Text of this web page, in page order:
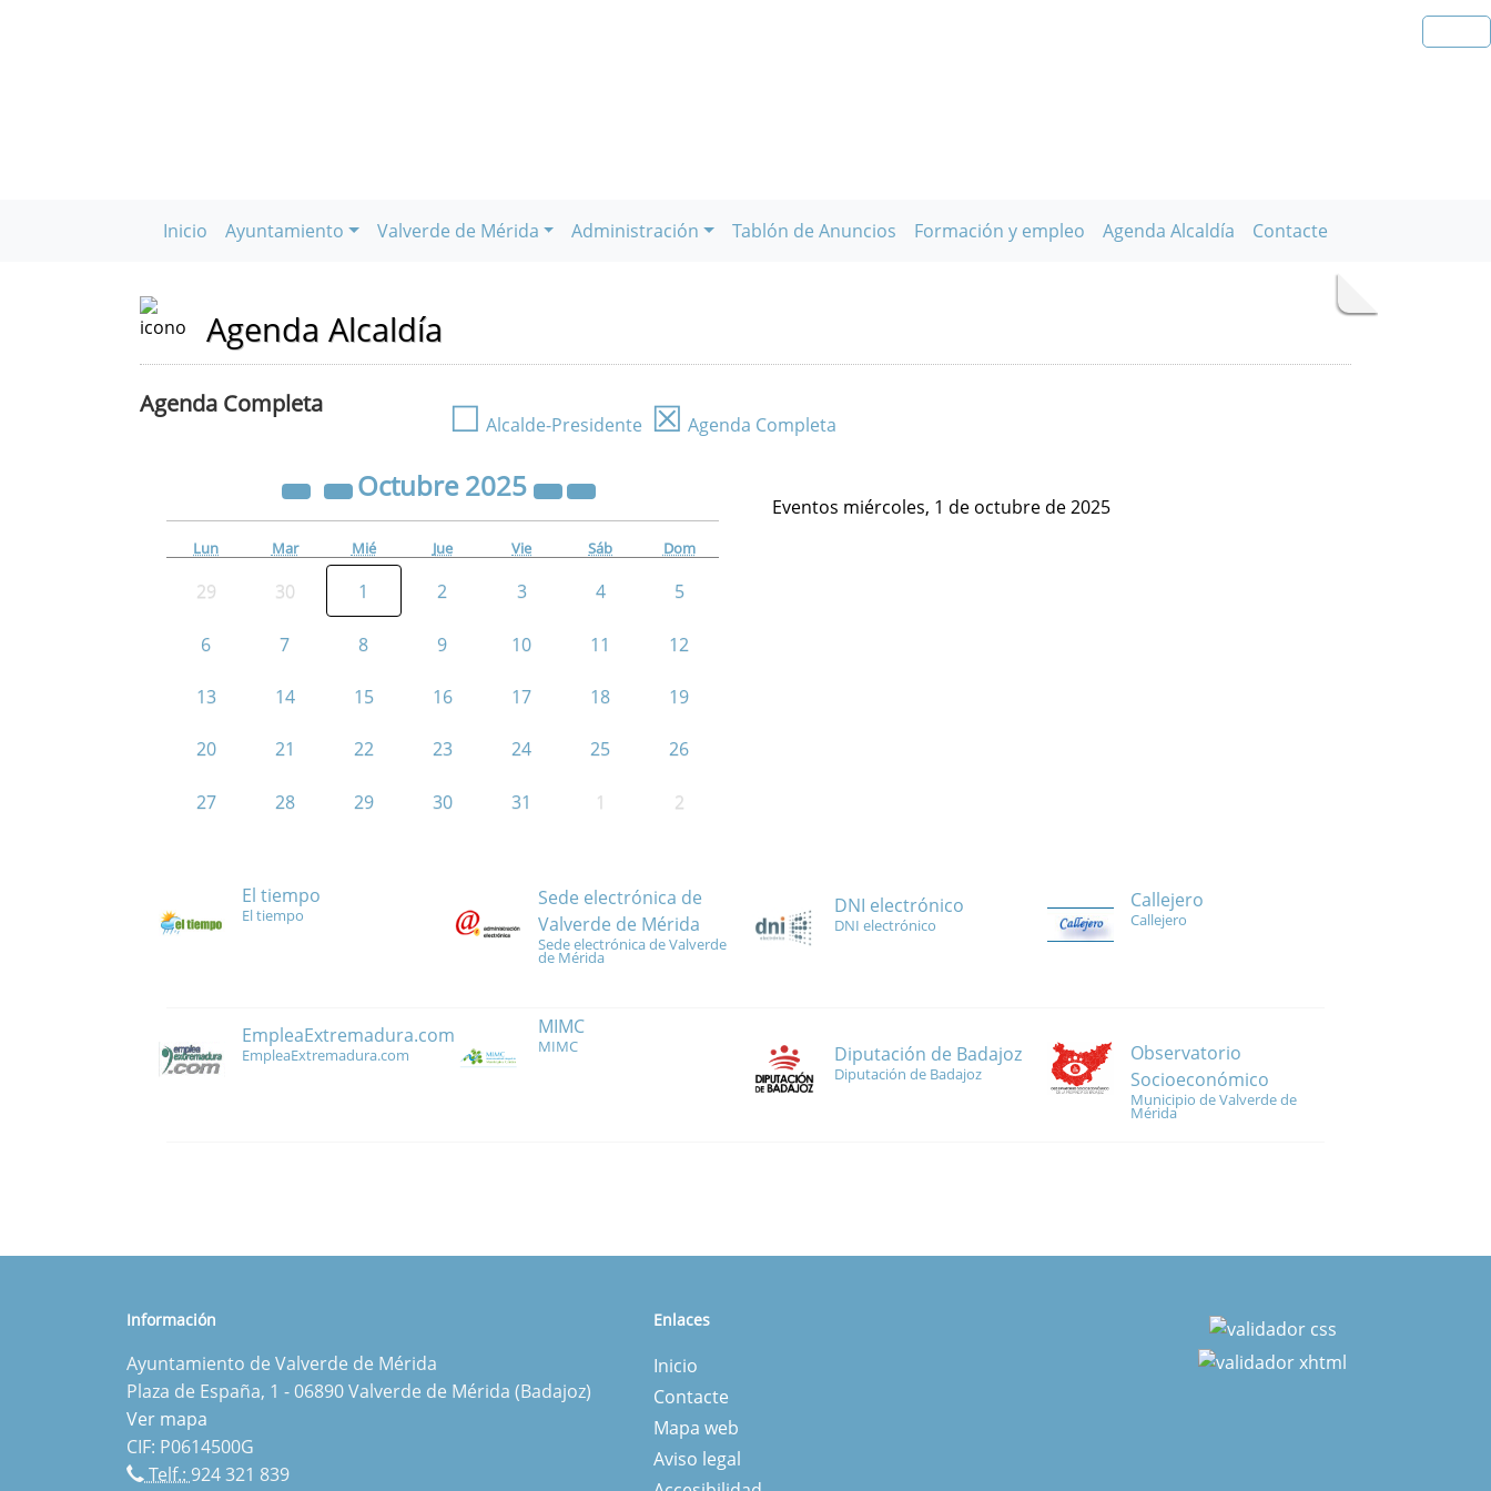
Inicio Ayuntamiento Valverde de Mérida Administración Tablón de Anuncios Formación y empleo Agenda Alcaldía Contacte
Agenda Alcaldía
Agenda Completa ☐ Alcalde-Presidente ☒ Agenda Completa
Octubre2025
Lun Mar Mié Jue Vie Sáb Dom
29 30 1 2 3 4 5
6 7 8 9 10 11 12
13 14 15 16 17 18 19
20 21 22 23 24 25 26
27 28 29 30 31 1 2
Eventos miércoles, 1 de octubre de 2025
El tiempo
El tiempo
Sede electrónica de
Valverde de Mérida
Sede electrónica de Valverde
de Mérida
DNI electrónico
DNI electrónico
Callejero
Callejero
EmpleaExtremadura.com
EmpleaExtremadura.com
MIMC
MIMC Diputación de Badajoz
Diputación de Badajoz
Observatorio
Socioeconómico
Municipio de Valverde de
Mérida
Información
Ayuntamiento de Valverde de Mérida
Plaza de España, 1 - 06890 Valverde de Mérida (Badajoz)
Ver mapa
CIF: P0614500G
Telf.:924 321 839
Enlaces
Inicio
Contacte
Mapa web
Aviso legal